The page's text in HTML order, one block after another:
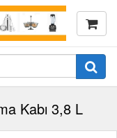
Kabı 3,8 L